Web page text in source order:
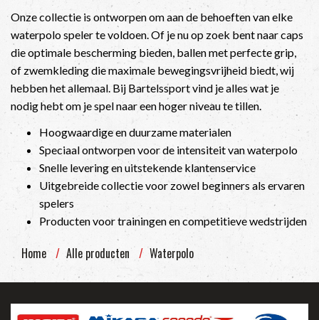
Onze collectie is ontworpen om aan de behoeften van elke
waterpolo speler te voldoen. Of je nu op zoek bent naar caps
die optimale bescherming bieden, ballen met perfecte grip,
of zwemkleding die maximale bewegingsvrijheid biedt, wij
hebben het allemaal. Bij Bartelssport vind je alles wat je
nodig hebt om je spel naar een hoger niveau te tillen.
Hoogwaardige en duurzame materialen
Speciaal ontworpen voor de intensiteit van waterpolo
Snelle levering en uitstekende klantenservice
Uitgebreide collectie voor zowel beginners als ervaren
spelers
Producten voor trainingen en competitieve wedstrijden
Home Alle producten Waterpolo